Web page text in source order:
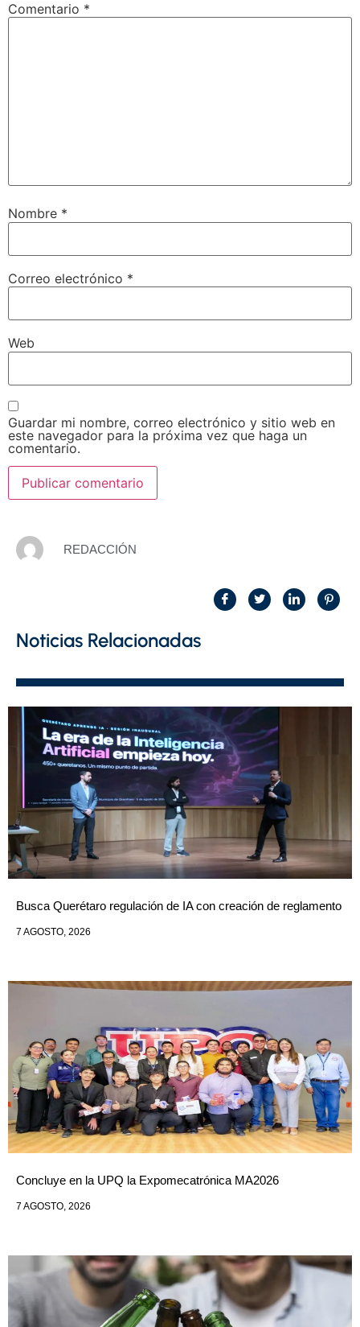
Comentario *
Nombre *
Correo electrónico *
Web
Guardar mi nombre, correo electrónico y sitio web en
este navegador para la próxima vez que haga un
comentario.
REDACCIÓN
Noticias Relacionadas
Busca Querétaro regulación de IA con creación de reglamento
7 AGOSTO, 2026
Concluye en la UPQ la Expomecatrónica MA2026
7 AGOSTO, 2026